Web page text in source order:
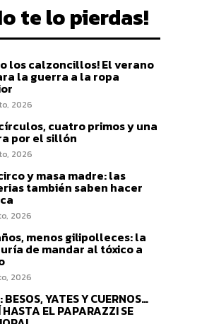
te lo pierdas!
los calzoncillos! El verano
la guerra a la ropa
2026
cuatro primos y una
por el sillón
2026
y masa madre: las
también saben hacer
2026
menos gilipolleces: la
de mandar al tóxico a
2026
YATES Y CUERNOS…
HASTA EL PAPARAZZI SE